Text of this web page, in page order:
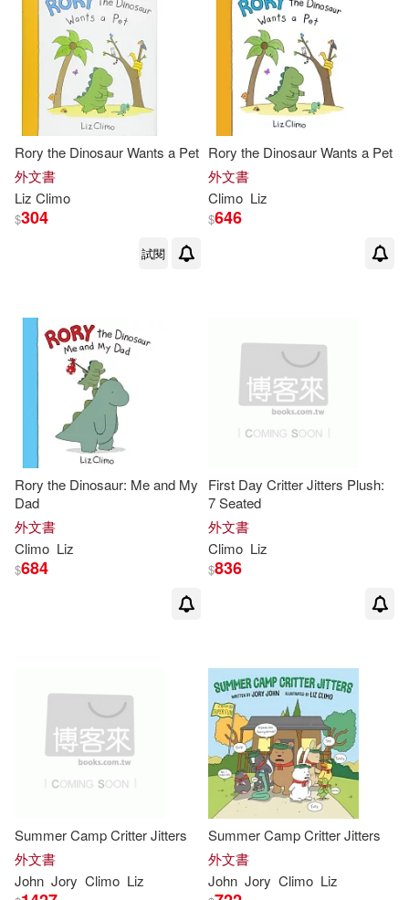
Rory the Dinosaur Wants a Pet
外文書
Liz Climo
$304
試閱
Rory the Dinosaur Wants a Pet
外文書
Climo Liz
$646
Rory the Dinosaur: Me and My
Dad
外文書
Climo Liz
$684
First Day Critter Jitters Plush:
7 Seated
外文書
Climo Liz
$836
Summer Camp Critter Jitters
外文書
John Jory Climo Liz
Summer Camp Critter Jitters
外文書
John Jory Climo Liz